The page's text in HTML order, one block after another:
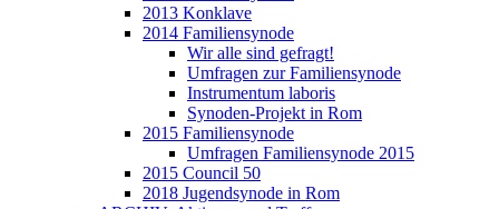
2013 Konklave
2014 Familiensynode
Wir alle sind gefragt!
Umfragen zur Familiensynode
Instrumentum laboris
Synoden-Projekt in Rom
2015 Familiensynode
Umfragen Familiensynode 2015
2015 Council 50
2018 Jugendsynode in Rom